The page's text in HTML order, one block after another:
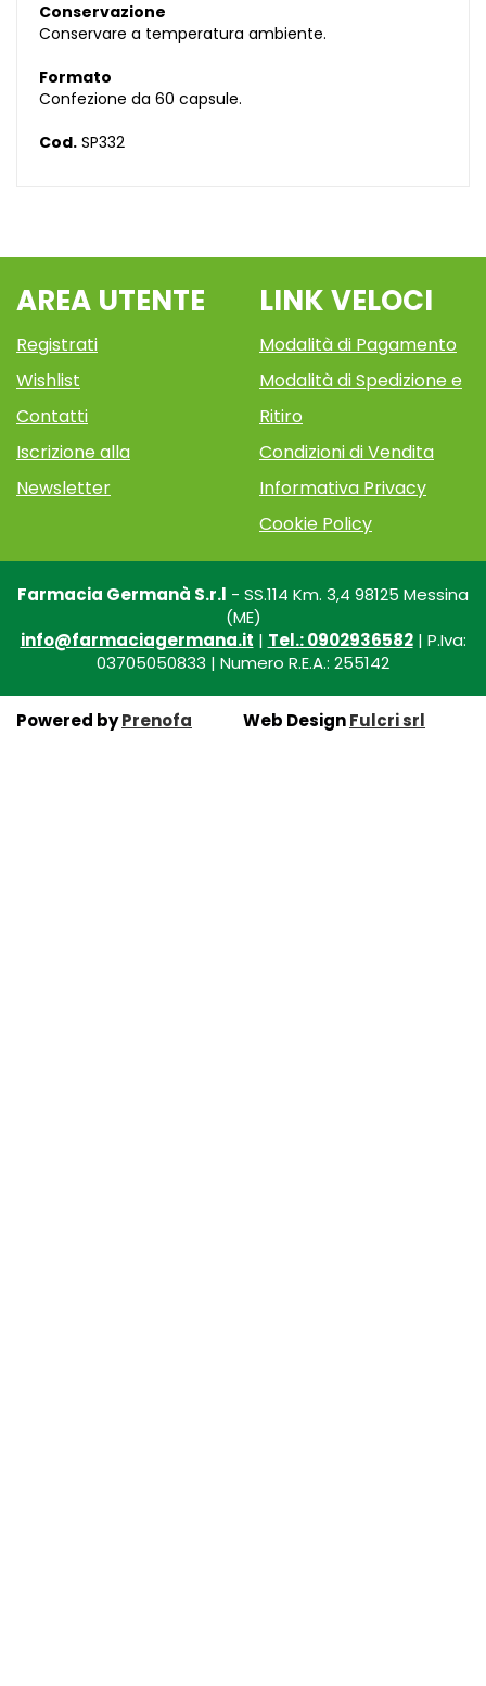
Conservazione
Conservare a temperatura ambiente.
Formato
Confezione da 60 capsule.
Cod. SP332
AREA UTENTE
Registrati
Wishlist
Contatti
Iscrizione alla
Newsletter
LINK VELOCI
Modalità di Pagamento
Modalità di Spedizione e
Ritiro
Condizioni di Vendita
Informativa Privacy
Cookie Policy
Farmacia Germanà S.r.l - SS.114 Km. 3,4 98125 Messina
(ME)
info@farmaciagermana.it | Tel.: 0902936582| P.Iva:
03705050833 | Numero R.E.A.: 255142
Powered byPrenofa Web DesignFulcri srl